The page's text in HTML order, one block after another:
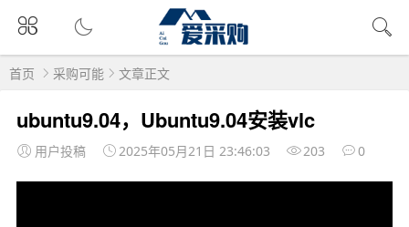
首页 采购可能 文章正文
ubuntu9.04，Ubuntu9.04安装vlc
用户投稿 2025年05月21日 23:46:03 203 0